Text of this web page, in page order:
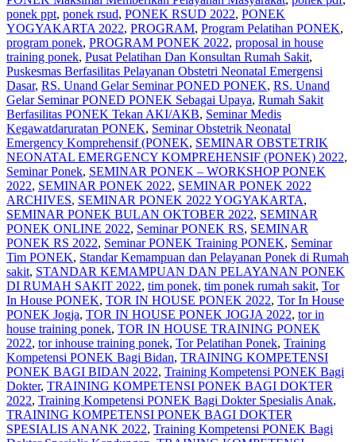
ponek ppt, ponek rsud, PONEK RSUD 2022, PONEK
YOGYAKARTA 2022, PROGRAM, Program Pelatihan PONEK,
program ponek, PROGRAM PONEK 2022, proposal in house
training ponek, Pusat Pelatihan Dan Konsultan Rumah Sakit,
Puskesmas Berfasilitas Pelayanan Obstetri Neonatal Emergensi
Dasar, RS. Unand Gelar Seminar PONED PONEK, RS. Unand
Gelar Seminar PONED PONEK Sebagai Upaya, Rumah Sakit
Berfasilitas PONEK Tekan AKI/AKB, Seminar Medis
Kegawatdaruratan PONEK, Seminar Obstetrik Neonatal
Emergency Komprehensif (PONEK, SEMINAR OBSTETRIK
NEONATAL EMERGENCY KOMPREHENSIF (PONEK) 2022,
Seminar Ponek, SEMINAR PONEK – WORKSHOP PONEK
2022, SEMINAR PONEK 2022, SEMINAR PONEK 2022
ARCHIVES, SEMINAR PONEK 2022 YOGYAKARTA,
SEMINAR PONEK BULAN OKTOBER 2022, SEMINAR
PONEK ONLINE 2022, Seminar PONEK RS, SEMINAR
PONEK RS 2022, Seminar PONEK Training PONEK, Seminar
Tim PONEK, Standar Kemampuan dan Pelayanan Ponek di Rumah
sakit, STANDAR KEMAMPUAN DAN PELAYANAN PONEK
DI RUMAH SAKIT 2022, tim ponek, tim ponek rumah sakit, Tor
In House PONEK, TOR IN HOUSE PONEK 2022, Tor In House
PONEK Jogja, TOR IN HOUSE PONEK JOGJA 2022, tor in
house training ponek, TOR IN HOUSE TRAINING PONEK
2022, tor inhouse training ponek, Tor Pelatihan Ponek, Training
Kompetensi PONEK Bagi Bidan, TRAINING KOMPETENSI
PONEK BAGI BIDAN 2022, Training Kompetensi PONEK Bagi
Dokter, TRAINING KOMPETENSI PONEK BAGI DOKTER
2022, Training Kompetensi PONEK Bagi Dokter Spesialis Anak,
TRAINING KOMPETENSI PONEK BAGI DOKTER
SPESIALIS ANANK 2022, Training Kompetensi PONEK Bagi